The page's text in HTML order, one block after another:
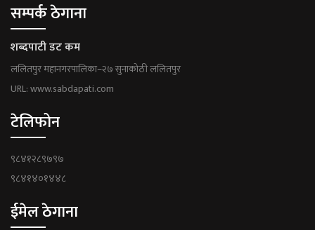
सम्पर्क ठेगाना
शब्दपाटी डट कम
ललितपुर महानगरपालिका–२७ सुनाकोठी ललितपुर
URL: www.sabdapati.com
टेलिफोन
९८४१२८९७९७
९८४१४०१४४८
ईमेल ठेगाना